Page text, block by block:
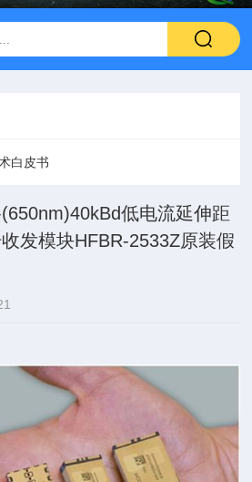
白皮书
低电流延伸距
发模块HFBR-2533Z原装假